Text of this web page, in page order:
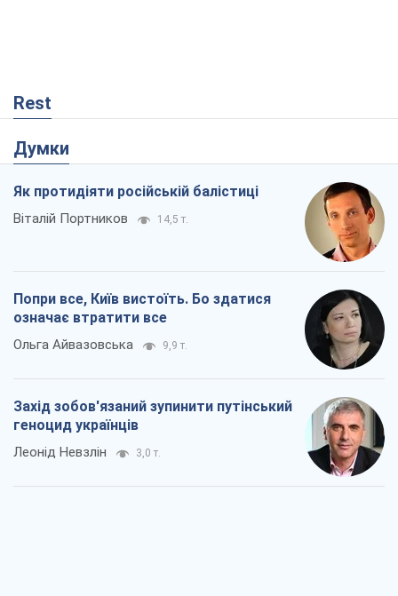
Rest
Думки
Як протидіяти російській балістиці
Віталій Портников 14,5 т.
Попри все, Київ вистоїть. Бо здатися
означає втратити все
Ольга Айвазовська 9,9 т.
Захід зобов'язаний зупинити путінський
геноцид українців
Леонід Невзлін 3,0 т.